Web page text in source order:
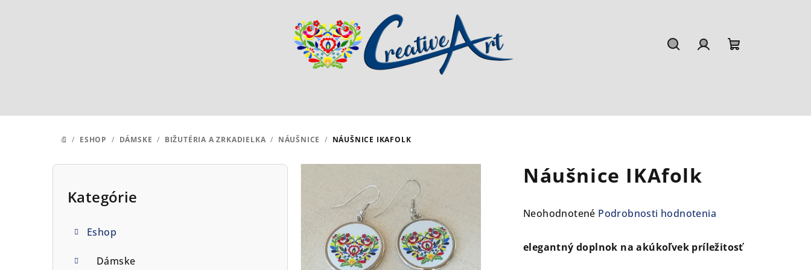
DOMOV
/ ESHOP / DÁMSKE / BIŽUTÉRIA A ZRKADIELKA / NÁUŠNICE / NÁUŠNICE IKAFOLK
B
Preskočiť
kategórie
Kategórie
Eshop
Dámske
Náušnice IKAfolk
Priemerné
produktu
Neohodnotené Podrobnosti hodnotenia
elegantný doplnok na akúkoľvek príležitosť